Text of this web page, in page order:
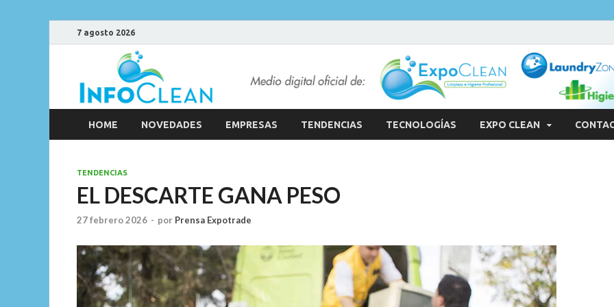
7 agosto 2026
HOME NOVEDADES EMPRESAS TENDENCIAS TECNOLOGÍAS EXPO CLEAN
TENDENCIAS
EL DESCARTE GANA PESO
27 febrero 2026 - por Prensa Expotrade